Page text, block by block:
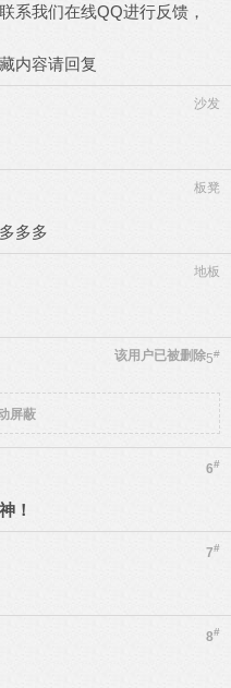
系我们在线QQ进行反馈，
内容请回复
沙发
板凳
多多
地板
5#
该用户已被删除
屏蔽
6#
！
7#
8#